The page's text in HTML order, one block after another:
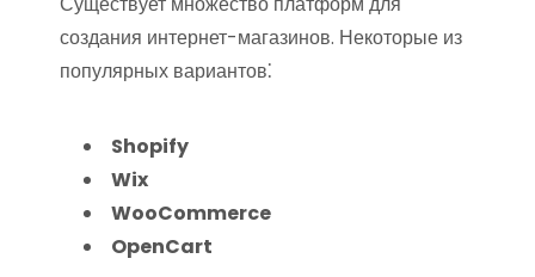
создания интернет-магазинов. Некоторые из
популярных вариантов⁚
Shopify
Wix
WooCommerce
OpenCart